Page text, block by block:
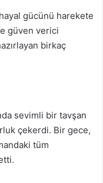
gücünü harekete
güven verici
birkaç
sevimli bir tavşan
çekerdi. Bir gece,
tüm